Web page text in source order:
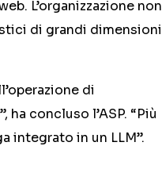
L’organizzazione non
di grandi dimensioni
di
concluso l’ASP. “Più
integrato in un LLM”.